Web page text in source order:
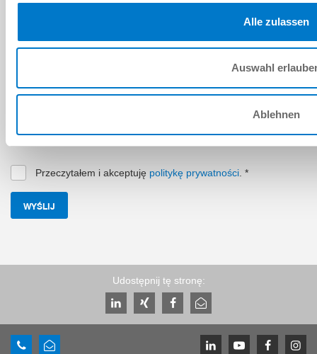
Alle zulassen
Auswahl
Ablehnen
Wiadomość*
Captcha
Przeczytałem i akceptuję politykę prywatności. *
WYŚLIJ
Udostępnij tę stronę: